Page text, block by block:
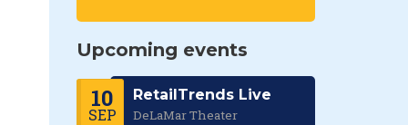
Upcoming events
10
SEP
RetailTrends Live
DeLaMar Theater